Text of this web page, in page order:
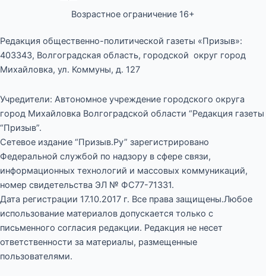
Возрастное ограничение 16+
Редакция общественно-политической газеты «Призыв»:
403343, Волгоградская область, городской округ город
Михайловка, ул. Коммуны, д. 127
Учредители: Автономное учреждение городского округа
город Михайловка Волгоградской области “Редакция газеты
“Призыв”.
Сетевое издание “Призыв.Ру” зарегистрировано
Федеральной службой по надзору в сфере связи,
информационных технологий и массовых коммуникаций,
номер свидетельства ЭЛ № ФС77-71331.
Дата регистрации 17.10.2017 г. Все права защищены.Любое
использование материалов допускается только с
письменного согласия редакции. Редакция не несет
ответственности за материалы, размещенные
пользователями.